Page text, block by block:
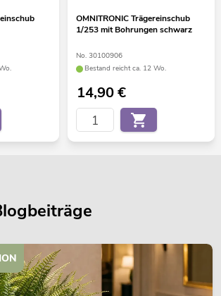
OMNITRONIC Trägereinschub
1/253 mit Bohrungen schwarz
No. 30100906
Bestand reicht ca. 12 Wo.
14,90€